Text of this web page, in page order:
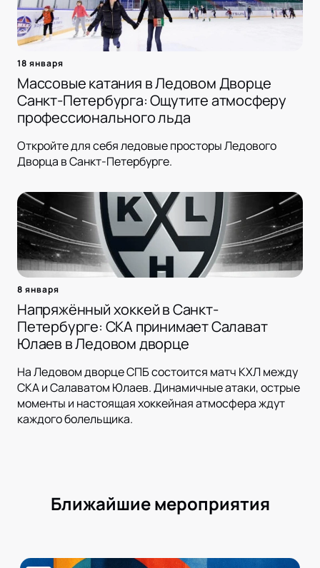
18 января
Массовые катания в Ледовом Дворце
Санкт-Петербурга: Ощутите атмосферу
профессионального льда
Откройте для себя ледовые просторы Ледового
Дворца в Санкт-Петербурге.
8 января
Напряжённый хоккей в Санкт-
Петербурге: СКА принимает Салават
Юлаев в Ледовом дворце
На Ледовом дворце СПБ состоится матч КХЛ между
СКА и Салаватом Юлаев. Динамичные атаки, острые
моменты и настоящая хоккейная атмосфера ждут
каждого болельщика.
Ближайшие мероприятия